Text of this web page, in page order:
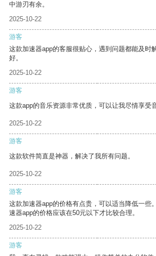
中游刃有余。
2025-10-22
游客
这款加速器app的客服很贴心，遇到问题都能及时
好。
2025-10-22
游客
这款app的音乐资源非常优质，可以让我尽情享受
2025-10-22
游客
这款软件简直是神器，解决了我所有问题。
2025-10-22
游客
这款加速器app的价格有点贵，可以适当降低一些
速器app的价格应该在50元以下才比较合理。
2025-10-22
游客